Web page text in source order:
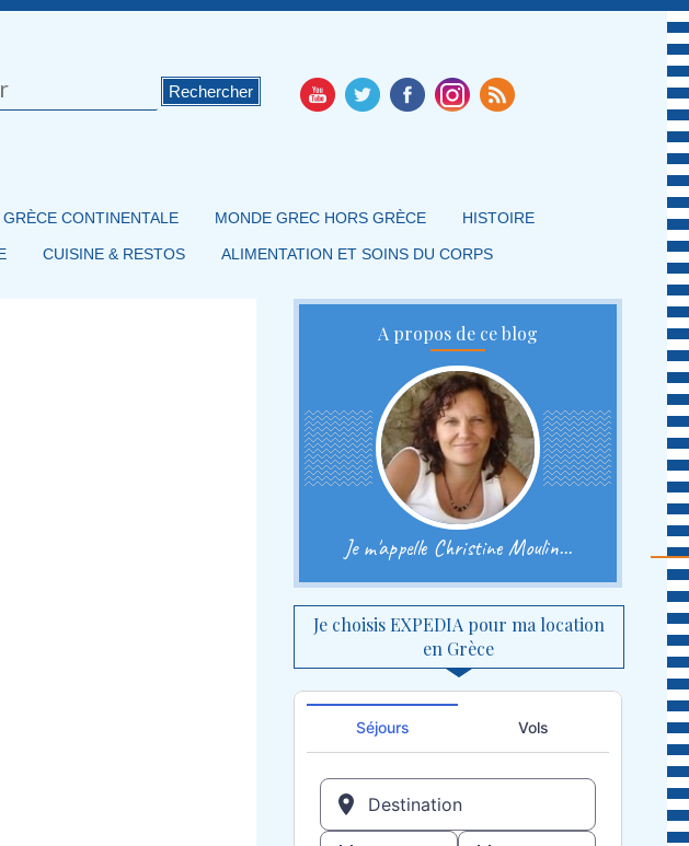
GRÈCE CONTINENTALE MONDE GREC HORS GRÈCE HISTOIRE
CUISINE & RESTOS ALIMENTATION ET SOINS DU CORPS
A propos de ce blog
Je m'appelle Christine Moulin...
Je choisis EXPEDIA pour ma location
en Grèce